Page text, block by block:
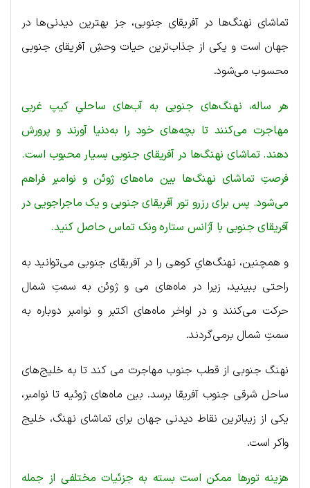
تماشای نهنگ‌ها در آفریقای جنوبی، جز بهترین دیدنی‌ها در
جهان است و یکی از جذاب‌ترین حیات وحشِ آفریقای جنوبی
محسوب می‌شود.
هر ساله، نهنگ‌های جنوبی به آب‌های ساحلیِ کیپ غربی
‌مهاجرت می‌کنند تا بچه‌های خود را به‌دنیا آورند و پرورش
دهند. تماشای نهنگ‌ها در آفریقای جنوبی بسیار محبوب است.
فرصتِ تماشای نهنگ‌ها بین ماه‌های ژوئن و نوامبر فراهم
می‌شود. پس برای رزرو تور آفریقای جنوبی و یک ماجراجویی در
آفریقای جنوبی با آژانس ستاره ونک تماس حاصل کنید.
و همچنین، نهنگ‌هایِ کوهی را در آفریقای جنوبی می‌توانید به
راحتی ببینید، زیرا در ماه‌های می و ژوئن به سمتِ شمال
حرکت می‌کنند و در اواخر ماه‌های اکتبر و نوامبر دوباره به
سمتِ شمال برمی‌گردند.
نهنگ جنوبی از قطب جنوب مهاجرت می کند تا به خلیج‌های
ساحل شرقی جنوب آفریقا برسد. بین ماه‌های ژوئیه تا نوامبر،
یکی از زیباترین نقاط دیدنی جهان برای تماشای نهنگ، خلیج
واکر است.
هزینه تورها ممکن است بسته به جزئیات مختلفی از جمله